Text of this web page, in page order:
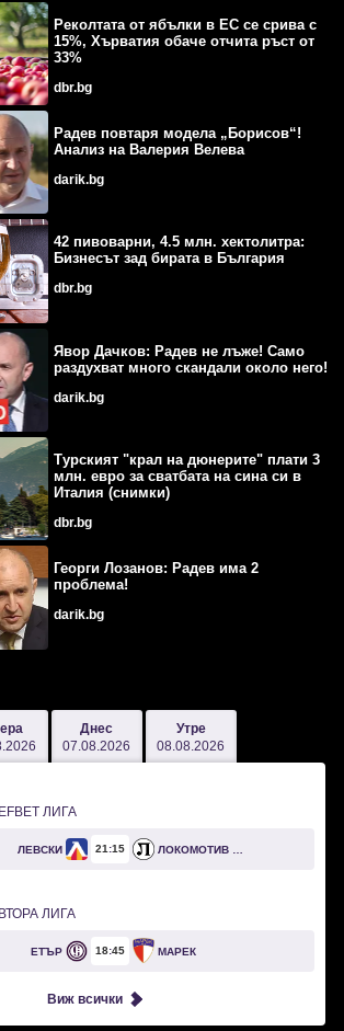
Реколтата от ябълки в ЕС се срива с
15%, Хърватия обаче отчита ръст от
33%
dbr.bg
Радев повтаря модела „Борисов“!
Анализ на Валерия Велева
darik.bg
42 пивоварни, 4.5 млн. хектолитра:
Бизнесът зад бирата в България
dbr.bg
Явор Дачков: Радев не лъже! Само
раздухват много скандали около него!
darik.bg
Турският "крал на дюнерите" плати 3
млн. евро за сватбата на сина си в
Италия (снимки)
dbr.bg
Георги Лозанов: Радев има 2
проблема!
darik.bg
Днес
07.08.2026
Утре
08.08.2026
EFBET ЛИГА
ЛЕВСКИ 21 15
ВТОРА ЛИГА
ЕТЪР 18 45 МАРЕК
Виж всички